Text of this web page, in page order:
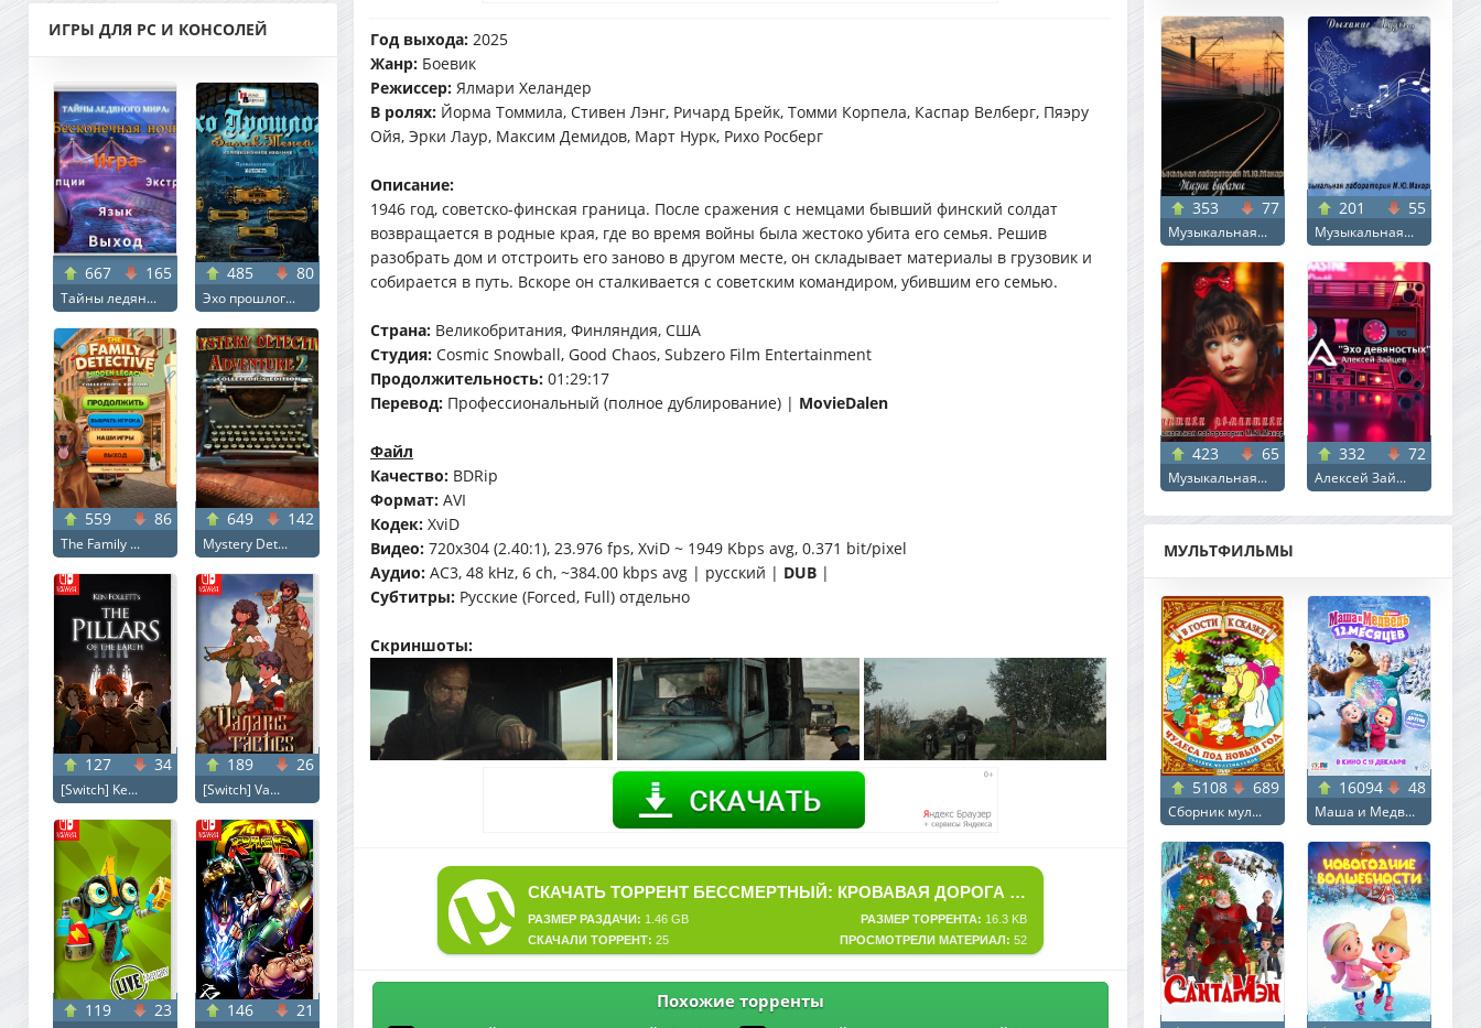
ИГРЫ ДЛЯ PC И КОНСОЛЕЙ
667 165
Тайны ледян...
485 80
Эхо прошлог...
559 86
The Family ...
649 142
Mystery Det...
127 34
[Switch] Ke...
189 26
[Switch] Va...
119 23 146 21
Год выхода: 2025
Жанр: Боевик
Режиссер: Ялмари Хеландер
В ролях: Йорма Томмила, Стивен Лэнг, Ричард Брейк, Томми Корпела, Каспар Велберг, Пяэру
Ойя, Эрки Лаур, Максим Демидов, Март Нурк, Рихо Росберг
Описание:
1946 год, советско-финская граница. После сражения с немцами бывший финский солдат
возвращается в родные края, где во время войны была жестоко убита его семья. Решив
разобрать дом и отстроить его заново в другом месте, он складывает материалы в грузовик и
собирается в путь. Вскоре он сталкивается с советским командиром, убившим его семью.
Страна: Великобритания, Финляндия, США
Студия: Cosmic Snowball, Good Chaos, Subzero Film Entertainment
Продолжительность: 01:29:17
Перевод: Профессиональный (полное дублирование) | MovieDalen
Файл
Качество: BDRip
Формат: AVI
Кодек: XviD
Видео: 720x304 (2.40:1), 23.976 fps, XviD ~ 1949 Kbps avg, 0.371 bit/pixel
Аудио: AC3, 48 kHz, 6 ch, ~384.00 kbps avg | русский | DUB |
Субтитры: Русские (Forced, Full) отдельно
Скриншоты:
СКАЧАТЬ ТОРРЕНТ БЕССМЕРТНЫЙ: КРОВАВАЯ ДОРОГА ДОМОЙ / SISU 2 / SISU: ROAD TO REVENGE (2025) BDRIP ОТ MEGAPEER | D | MOVIEDALEN
РАЗМЕР ТОРРЕНТА: 16.3 KB
РАЗМЕР РАЗДАЧИ: 1.46 GB
ПРОСМОТРЕЛИ МАТЕРИАЛ: 52
СКАЧАЛИ ТОРРЕНТ: 25
Похожие торренты
353 77
Музыкальная...
201 55
Музыкальная...
423 65
Музыкальная...
332 72
Алексей Зай...
МУЛЬТФИЛЬМЫ
5108 689
Сборник мул...
16094 48
Маша и Медв...